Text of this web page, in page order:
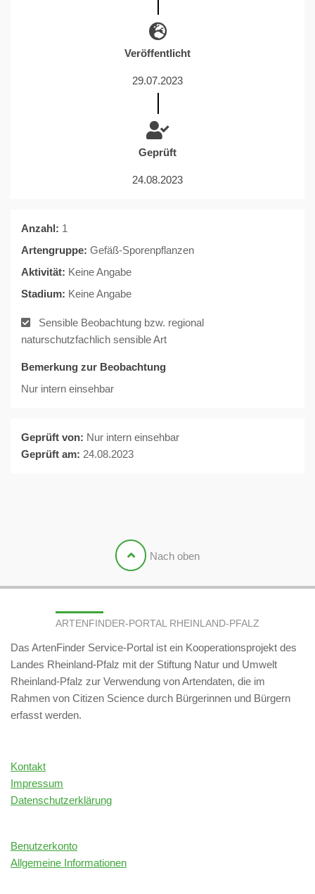
Veröffentlicht
29.07.2023
Geprüft
24.08.2023
Anzahl: 1
Artengruppe: Gefäß-Sporenpflanzen
Aktivität: Keine Angabe
Stadium: Keine Angabe
Sensible Beobachtung bzw. regional
naturschutzfachlich sensible Art
Bemerkung zur Beobachtung
Nur intern einsehbar
Geprüft von: Nur intern einsehbar
Geprüft am: 24.08.2023
Nach oben
ARTENFINDER-PORTAL RHEINLAND-PFALZ
Das ArtenFinder Service-Portal ist ein Kooperationsprojekt des
Landes Rheinland-Pfalz mit der Stiftung Natur und Umwelt
Rheinland-Pfalz zur Verwendung von Artendaten, die im
Rahmen von Citizen Science durch Bürgerinnen und Bürgern
erfasst werden.
Kontakt
Impressum
Datenschutzerklärung
Benutzerkonto
Allgemeine Informationen